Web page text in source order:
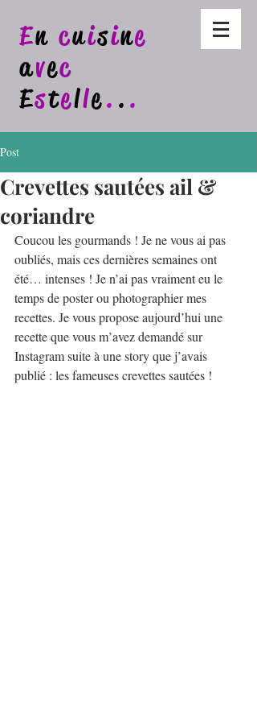
En cuisine
avec
Estelle. ..
Post
Crevettes sautées ail &
coriandre
Coucou les gourmands ! Je ne vous ai pas
oubliés, mais ces dernières semaines ont
été… intenses ! Je n’ai pas vraiment eu le
temps de poster ou photographier mes
recettes. Je vous propose aujourd’hui une
recette que vous m’avez demandé sur
Instagram suite à une story que j’avais
publié : les fameuses crevettes sautées !